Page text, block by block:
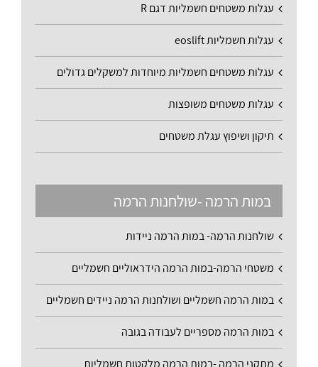
עגלות משטחים חשמליות דגם R
עגלות חשמליות eoslift
עגלות משטחים חשמליות מיוחדות למשקלים גדולים
עגלות משטחים משופצות
תיקון ושיפוץ עגלת משטחים
במות הרמה -שולחנות הרמה
שולחנות הרמה- במות הרמה ניידות
משטחי הרמה-במות הרמה הידראוליים חשמליים
במות הרמה חשמליים ושולחנות הרמה ניידים חשמליים
במות הרמה מספריים לעבודה בגובה
מתקני הרמה -במות הרמה מלקטות חשמליות